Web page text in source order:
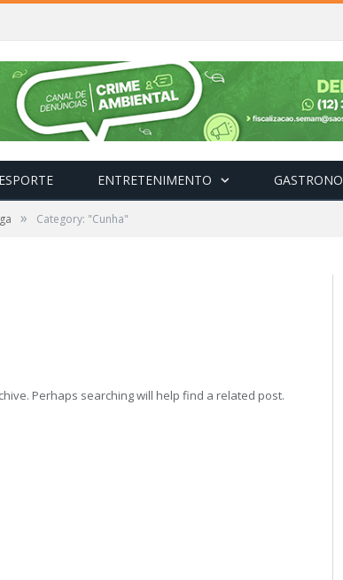
ESPORTE ENTRETENIMENTO
» Category: "Cunha"
Perhaps searching will help find a related post.